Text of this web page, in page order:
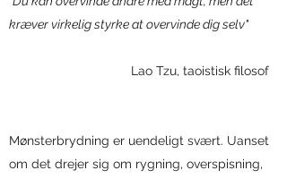
kræver virkelig styrke at overvinde dig selv"
Lao Tzu, taoistisk filosof
Mønsterbrydning er uendeligt svært. Uanset
om det drejer sig om rygning, overspisning,